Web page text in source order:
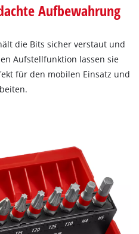
Schaft aus Chrom Vanadium
Dank des integrierten, starken
bietet er einen effektiven
können die Bits mit dem
passen in alle
und Bohrmaschinen. Das Bit-
kompakte Bauweise macht
Schraub- und
Hause als auch unterwegs.
Aufbewahrung
die Bits sicher verstaut und
Aufstellfunktion lassen sie
für den mobilen Einsatz und